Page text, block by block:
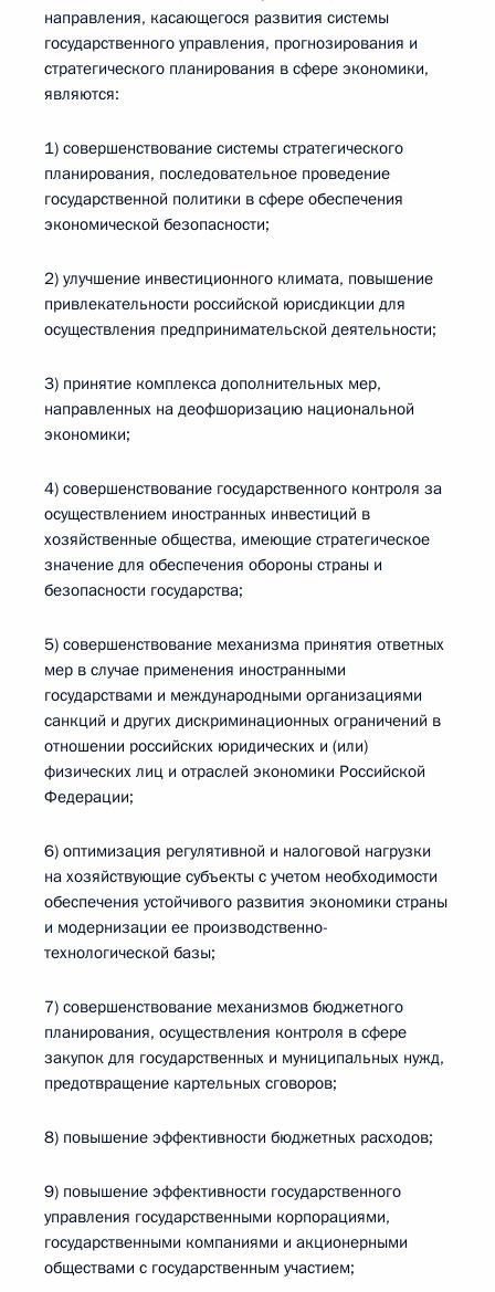
направления, касающегося развития системы
государственного управления, прогнозирования и
стратегического планирования в сфере экономики,
являются:
1) совершенствование системы стратегического
планирования, последовательное проведение
государственной политики в сфере обеспечения
экономической безопасности;
2) улучшение инвестиционного климата, повышение
привлекательности российской юрисдикции для
осуществления предпринимательской деятельности;
3) принятие комплекса дополнительных мер,
направленных на деофшоризацию национальной
экономики;
4) совершенствование государственного контроля за
осуществлением иностранных инвестиций в
хозяйственные общества, имеющие стратегическое
значение для обеспечения обороны страны и
безопасности государства;
5) совершенствование механизма принятия ответных
мер в случае применения иностранными
государствами и международными организациями
санкций и других дискриминационных ограничений в
отношении российских юридических и (или)
физических лиц и отраслей экономики Российской
Федерации;
6) оптимизация регулятивной и налоговой нагрузки
на хозяйствующие субъекты с учетом необходимости
обеспечения устойчивого развития экономики страны
и модернизации ее производственно-
технологической базы;
7) совершенствование механизмов бюджетного
планирования, осуществления контроля в сфере
закупок для государственных и муниципальных нужд,
предотвращение картельных сговоров;
8) повышение эффективности бюджетных расходов;
9) повышение эффективности государственного
управления государственными корпорациями,
государственными компаниями и акционерными
обществами с государственным участием;